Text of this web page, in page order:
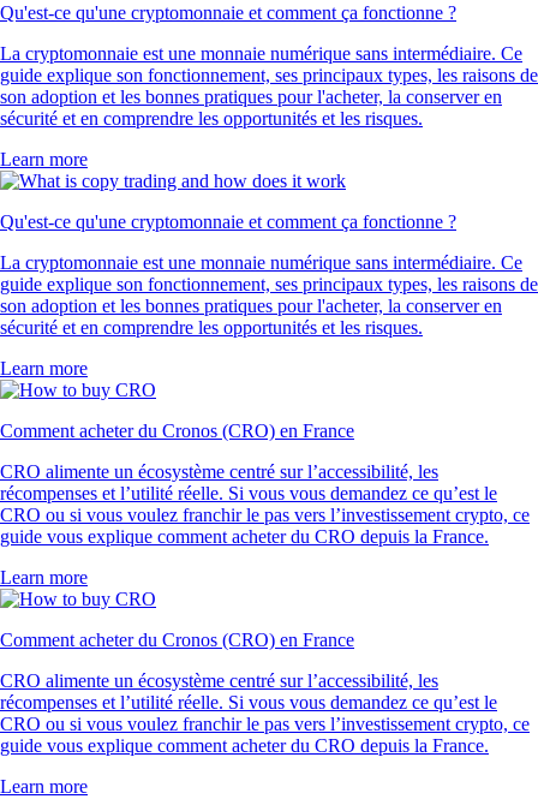
Qu'est-ce qu'une cryptomonnaie et comment ça fonctionne ?
La cryptomonnaie est une monnaie numérique sans intermédiaire. Ce
guide explique son fonctionnement, ses principaux types, les raisons de
son adoption et les bonnes pratiques pour l'acheter, la conserver en
sécurité et en comprendre les opportunités et les risques.
Learn more
Qu'est-ce qu'une cryptomonnaie et comment ça fonctionne ?
La cryptomonnaie est une monnaie numérique sans intermédiaire. Ce
guide explique son fonctionnement, ses principaux types, les raisons de
son adoption et les bonnes pratiques pour l'acheter, la conserver en
sécurité et en comprendre les opportunités et les risques.
Learn more
Comment acheter du Cronos (CRO) en France
CRO alimente un écosystème centré sur l’accessibilité, les
récompenses et l’utilité réelle. Si vous vous demandez ce qu’est le
CRO ou si vous voulez franchir le pas vers l’investissement crypto, ce
guide vous explique comment acheter du CRO depuis la France.
Learn more
Comment acheter du Cronos (CRO) en France
CRO alimente un écosystème centré sur l’accessibilité, les
récompenses et l’utilité réelle. Si vous vous demandez ce qu’est le
CRO ou si vous voulez franchir le pas vers l’investissement crypto, ce
guide vous explique comment acheter du CRO depuis la France.
Learn more